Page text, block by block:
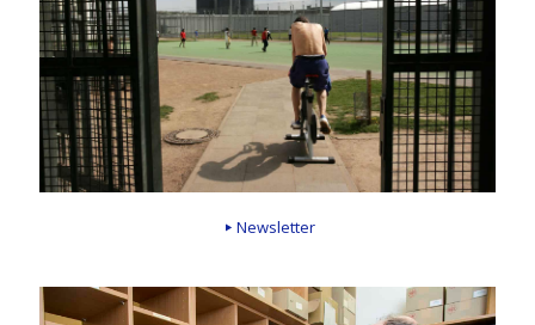
Newsletter